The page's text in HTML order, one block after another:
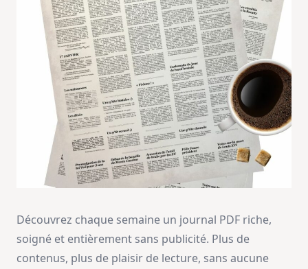
Découvrez chaque semaine un journal PDF riche,
soigné et entièrement sans publicité. Plus de
contenus, plus de plaisir de lecture, sans aucune